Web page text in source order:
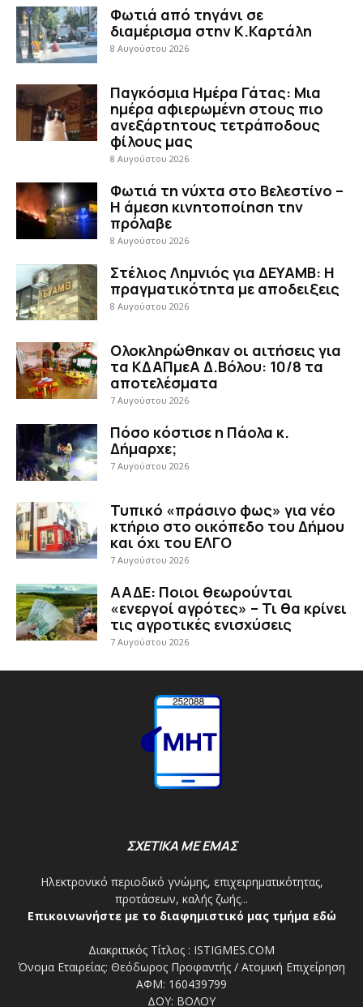
Φωτιά από τηγάνι σε
διαμέρισμα στην Κ.Καρτάλη
8 Αυγούστου 2026
Παγκόσμια Ημέρα Γάτας: Μια
ημέρα αφιερωμένη στους πιο
ανεξάρτητους τετράποδους
φίλους μας
8 Αυγούστου 2026
Φωτιά τη νύχτα στο Βελεστίνο –
Η άμεση κινητοποίηση την
πρόλαβε
8 Αυγούστου 2026
Στέλιος Λημνιός για ΔΕΥΑΜΒ: Η
πραγματικότητα με αποδειξεις
8 Αυγούστου 2026
Ολοκληρώθηκαν οι αιτήσεις για
τα ΚΔΑΠμεΑ Δ.Βόλου: 10/8 τα
αποτελέσματα
7 Αυγούστου 2026
Πόσο κόστισε η Πάολα κ.
Δήμαρχε;
7 Αυγούστου 2026
Τυπικό «πράσινο φως» για νέο
κτήριο στο οικόπεδο του Δήμου
και όχι του ΕΛΓΟ
7 Αυγούστου 2026
ΑΑΔΕ: Ποιοι θεωρούνται
«ενεργοί αγρότες» – Τι θα κρίνει
τις αγροτικές ενισχύσεις
7 Αυγούστου 2026
ΣΧΕΤΙΚΑ ΜΕ ΕΜΑΣ
Ηλεκτρονικό περιοδικό γνώμης, επιχειρηματικότητας,
προτάσεων, καλής ζωής...
Επικοινωνήστε με το διαφημιστικό μας τμήμα εδώ
Διακριτικός Τίτλος : ISTIGMES.COM
Όνομα Εταιρείας: Θεόδωρος Προφαντής / Ατομική Επιχείρηση
ΑΦΜ: 160439799
ΔΟΥ: ΒΟΛΟΥ